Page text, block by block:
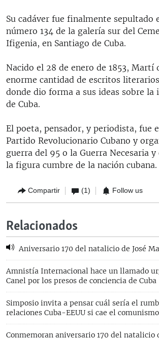
Su cadáver fue finalmente sepultado
número 134 de la galería sur del
Ifigenia, en Santiago de Cuba.
Nacido el 28 de enero de 1853, Martí
enorme cantidad de escritos
donde dio forma a sus ideas sobre la
de Cuba.
El poeta, pensador, y periodista, fue
Partido Revolucionario Cubano y
guerra del 95 o la Guerra Necesaria y
la figura cumbre de la nación cubana.
Compartir (1) Follow us
Relacionados
Aniversario 170 del natalicio de José
Amnistía Internacional hace un llamado
Canel por los presos de conciencia de Cuba
Simposio invita a pensar cuál sería el
relaciones Cuba-EEUU si cae el comunismo
Conmemoran aniversario 170 del natalicio